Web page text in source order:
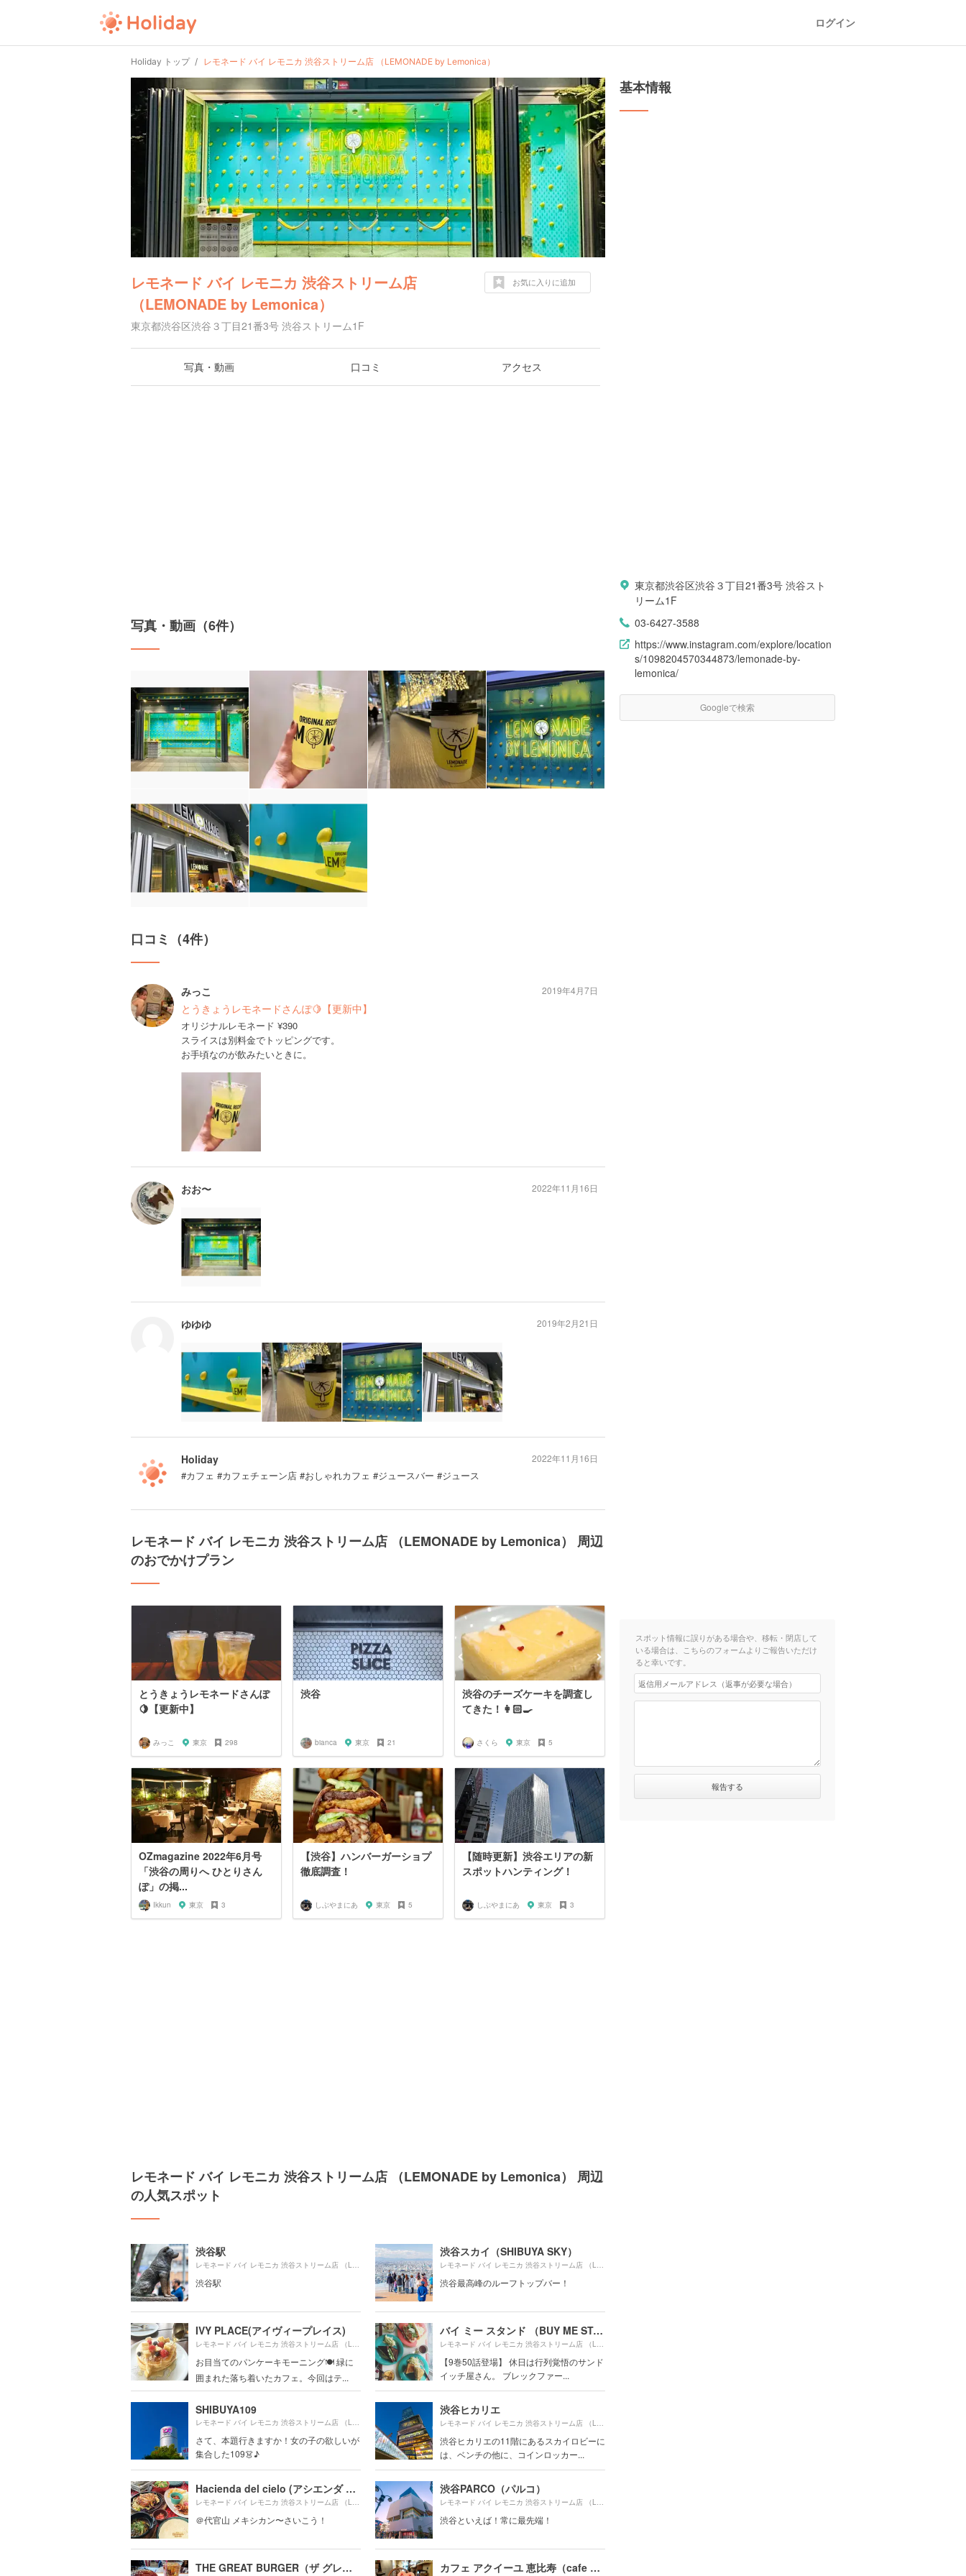
ログイン
Holiday トップ レモネード バイ レモニカ 渋谷ストリーム店 （LEMONADE by Lemonica）
レモネード バイ レモニカ 渋谷ストリーム店
（LEMONADE by Lemonica）
東京都渋谷区渋谷３丁目21番3号 渋谷ストリーム1F
お気に入りに追加
写真・動画 口コミ アクセス
写真・動画（6件）
口コミ（4件）
みっこ
とうきょうレモネードさんぽ🍋【更新中】
オリジナルレモネード ¥390
スライスは別料金でトッピングです。
お手頃なのが飲みたいときに。
2019年4月7日
おお〜 2022年11月16日
ゆゆゆ 2019年2月21日
Holiday
#カフェ #カフェチェーン店 #おしゃれカフェ #ジュースバー #ジュース
2022年11月16日
レモネード バイ レモニカ 渋谷ストリーム店 （LEMONADE by Lemonica） 周辺
のおでかけプラン
とうきょうレモネードさんぽ
🍋【更新中】
みっこ 東京 298
渋谷
bianca 東京 21
渋谷のチーズケーキを調査し
てきた！👩🏻‍🍳
さくら 東京 5
OZmagazine 2022年6月号
「渋谷の周りへ ひとりさん
ぽ」の掲...
Ikkun 東京 3
【渋谷】ハンバーガーショプ
徹底調査！
しぶやまにあ 東京 5
【随時更新】渋谷エリアの新
スポットハンティング！
しぶやまにあ 東京 3
レモネード バイ レモニカ 渋谷ストリーム店 （LEMONADE by Lemonica） 周辺
の人気スポット
渋谷駅
レモネード バイ レモニカ 渋谷ストリーム店 （LEMONADE by Lemonica） より約 140m （徒歩3分）
渋谷駅
渋谷スカイ（SHIBUYA SKY）
レモネード バイ レモニカ 渋谷ストリーム店 （LEMONADE by Lemonica） より約
渋谷最高峰のルーフトップバー！
IVY PLACE(アイヴィープレイス)
レモネード バイ レモニカ 渋谷ストリーム店 （LEMONADE by Lemonica） より約 920m （徒歩16分）
お目当てのパンケーキモーニング🍽 緑に
囲まれた落ち着いたカフェ。今回はテ...
バイ ミー スタンド （BUY ME STAND）
レモネード バイ レモニカ 渋谷ストリーム店 （LEMONADE by Lemonica） より約
【9巻50話登場】 休日は行列覚悟のサンド
イッチ屋さん。 ブレックファー...
SHIBUYA109
レモネード バイ レモニカ 渋谷ストリーム店 （LEMONADE by Lemonica） より約 450m （徒歩8分）
さて、本題行きますか！女の子の欲しいが
集合した109👗♪
渋谷ヒカリエ
レモネード バイ レモニカ 渋谷ストリーム店 （LEMONADE by Lemonica） より約
渋谷ヒカリエの11階にあるスカイロビーに
は、ベンチの他に、コインロッカー...
Hacienda del cielo (アシエンダ デル シエロ)
レモネード バイ レモニカ 渋谷ストリーム店 （LEMONADE by Lemonica） より約 790m （徒歩14分）
＠代官山 メキシカン〜さいこう！
渋谷PARCO（パルコ）
レモネード バイ レモニカ 渋谷ストリーム店 （LEMONADE by Lemonica） より約
渋谷といえば！常に最先端！
THE GREAT BURGER（ザ グレートバーガー） カフェ アクイーユ 恵比寿（cafe accueil）
基本情報
東京都渋谷区渋谷３丁目21番3号 渋谷スト
リーム1F
03-6427-3588
https://www.instagram.com/explore/location
s/1098204570344873/lemonade-by-
lemonica/
Googleで検索
スポット情報に誤りがある場合や、移転・閉店して
いる場合は、こちらのフォームよりご報告いただけ
ると幸いです。